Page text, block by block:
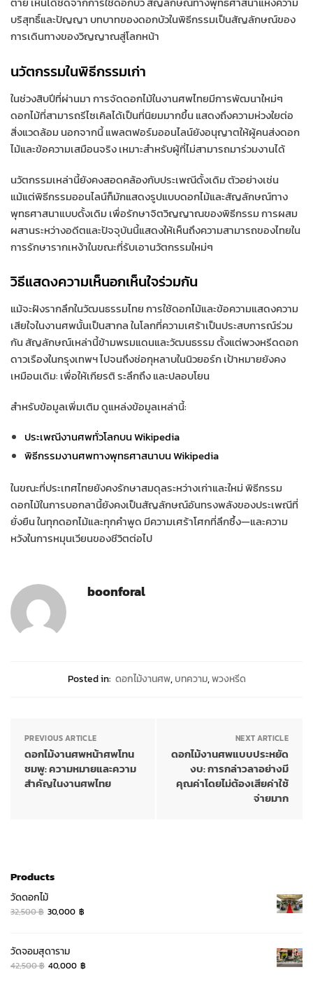
บริสุทธิ์และปัญญา บทบาทของดอกบัวในพิธีกรรมเป็นสัญลักษณ์ของ
การเดินทางของวิญญาณสู่โลกหน้า
นวัตกรรมในพิธีกรรมเก่า
ในช่วงสิบปีที่ผ่านมา การจัดดอกไม้ในงานศพไทยมีการพัฒนาใหม่ๆ
ดอกไม้ที่สามารถรีไซเคิลได้เป็นที่นิยมมากขึ้น แสดงถึงความห่วงใยต่อ
สิ่งแวดล้อม นอกจากนี้ แพลตฟอร์มออนไลน์ยังอนุญาตให้ผู้คนส่งดอก
ไม้และข้อความเสมือนจริง เหมาะสำหรับผู้ที่ไม่สามารถมาร่วมงานได้
นวัตกรรมเหล่านี้ยังคงสอดคล้องกับประเพณีดั้งเดิม ตัวอย่างเช่น
แม้แต่พิธีกรรมออนไลน์ก็มักแสดงรูปแบบดอกไม้และสัญลักษณ์ทาง
พุทธศาสนาแบบดั้งเดิม เพื่อรักษาจิตวิญญาณของพิธีกรรม การผสม
ผสานระหว่างอดีตและปัจจุบันนี้แสดงให้เห็นถึงความสามารถของไทยใน
การรักษารากเหง้าในขณะที่รับเอานวัตกรรมใหม่ๆ
วิธีแสดงความเห็นอกเห็นใจร่วมกัน
แม้จะฝังรากลึกในวัฒนธรรมไทย การใช้ดอกไม้และข้อความแสดงความ
เสียใจในงานศพนั้นเป็นสากล ในโลกที่ความเศร้าเป็นประสบการณ์ร่วม
กัน สัญลักษณ์เหล่านี้ข้ามพรมแดนและวัฒนธรรม ตั้งแต่พวงหรีดดอก
ดาวเรืองในกรุงเทพฯ ไปจนถึงช่อกุหลาบในนิวยอร์ก เป้าหมายยังคง
เหมือนเดิม: เพื่อให้เกียรติ ระลึกถึง และปลอบโยน
สำหรับข้อมูลเพิ่มเติม ดูแหล่งข้อมูลเหล่านี้:
ประเพณีงานศพทั่วโลกบน Wikipedia
พิธีกรรมงานศพทางพุทธศาสนาบน Wikipedia
ในขณะที่ประเทศไทยยังคงรักษาสมดุลระหว่างเก่าและใหม่ พิธีกรรม
ดอกไม้ในการบอกลานี้ยังคงเป็นสัญลักษณ์อันทรงพลังของประเพณีที่
ยั่งยืน ในทุกดอกไม้และทุกคำพูด มีความเศร้าโศกที่ลึกซึ้ง—และความ
หวังในการหมุนเวียนของชีวิตต่อไป
boonforal
Posted in: ดอกไม้งานศพ,บทความ,พวงหรีด
PREVIOUS ARTICLE
ดอกไม้งานศพหน้าศพโทน
ชมพู: ความหมายและความ
สำคัญในงานศพไทย
NEXT ARTICLE
ดอกไม้งานศพแบบประหยัด
งบ: การกล่าวลาอย่างมี
คุณค่าโดยไม่ต้องเสียค่าใช้
จ่ายมาก
Products
วัดดอกไม้
32,500฿ Original
32,500 ฿.
30,000 ฿
วัดจอมสุดาราม
42,500฿ Original
40,000 ฿